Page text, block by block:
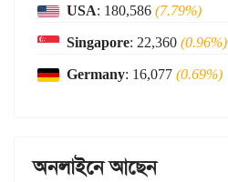
USA: 180,586(7.79%)
Singapore: 22,360(0.96%)
Germany: 16,077(0.69%)
অনলাইনে আছেন